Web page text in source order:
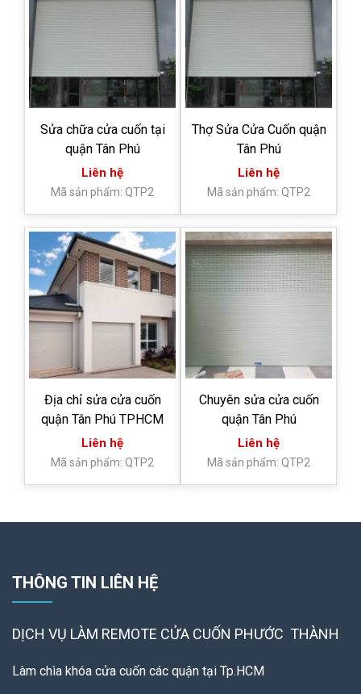
Sửa chữa cửa cuốn tại
quận Tân Phú
Liên hệ
Mã sản phẩm: QTP2
Thợ Sửa Cửa Cuốn quận
Tân Phú
Liên hệ
Mã sản phẩm: QTP2
Địa chỉ sửa cửa cuốn
quận Tân Phú TPHCM
Liên hệ
Mã sản phẩm: QTP2
Chuyên sửa cửa cuốn
quận Tân Phú
Liên hệ
Mã sản phẩm: QTP2
THÔNG TIN LIÊN HỆ
DỊCH VỤ LÀM REMOTE CỬA CUỐN PHƯỚC THÀNH
Làm chìa khóa cửa cuốn các quận tại Tp.HCM